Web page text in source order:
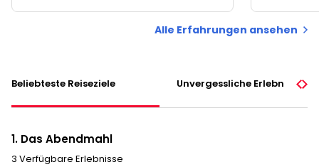
Alle Erfahrungen ansehen
Beliebteste Reiseziele Unvergessliche Erlebnisse
1. Das Abendmahl
3 Verfügbare Erlebnisse